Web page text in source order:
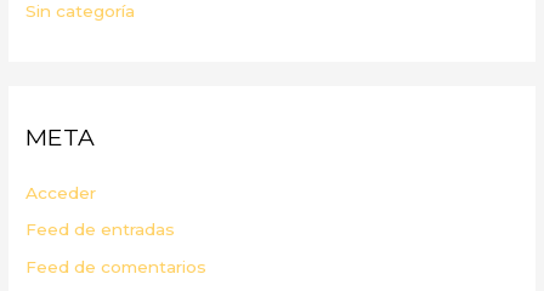
Sin categoría
META
Acceder
Feed de entradas
Feed de comentarios